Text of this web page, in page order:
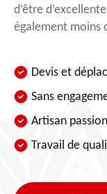
d’être
également moins
Devis et
Sans
Artisan
Travail de